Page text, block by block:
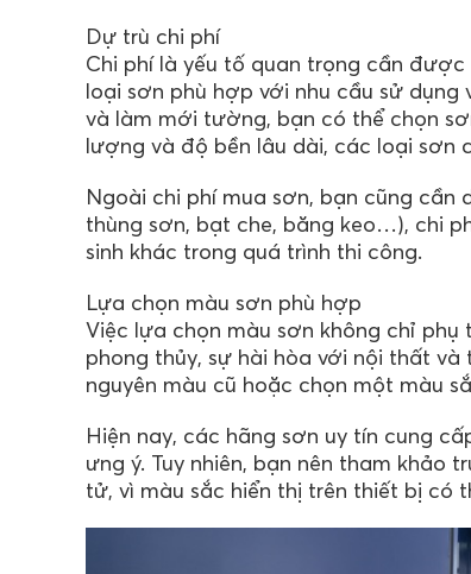
Dự trù chi phí
Chi phí là yếu tố quan trọng cần
loại sơn phù hợp với nhu cầu sử
và làm mới tường, bạn có thể chọn
lượng và độ bền lâu dài, các loại sơn
Ngoài chi phí mua sơn, bạn cũng
thùng sơn, bạt che, băng keo…), chi
sinh khác trong quá trình thi công.
Lựa chọn màu sơn phù hợp
Việc lựa chọn màu sơn không chỉ
phong thủy, sự hài hòa với nội thất
nguyên màu cũ hoặc chọn một màu
Hiện nay, các hãng sơn uy tín cung
ưng ý. Tuy nhiên, bạn nên tham khảo
tử, vì màu sắc hiển thị trên thiết bị có